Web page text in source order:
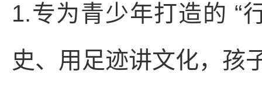
1.专为青少年打造的 “
史、用足迹讲文化，孩